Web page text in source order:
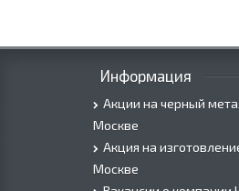
Информация
Акции на черный
Москве
Акция на
Москве